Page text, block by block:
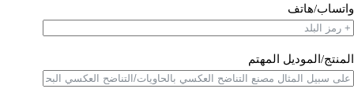
واتساب/هاتف
المنتج/الموديل المهتم